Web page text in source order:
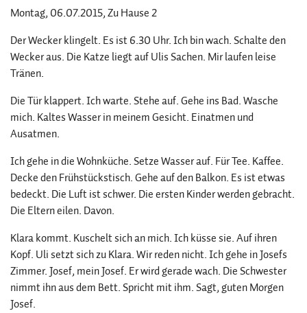
Montag, 06.07.2015, Zu Hause 2
Der Wecker klingelt. Es ist 6.30 Uhr. Ich bin wach. Schalte den
Wecker aus. Die Katze liegt auf Ulis Sachen. Mir laufen leise
Tränen.
Die Tür klappert. Ich warte. Stehe auf. Gehe ins Bad. Wasche
mich. Kaltes Wasser in meinem Gesicht. Einatmen und
Ausatmen.
Ich gehe in die Wohnküche. Setze Wasser auf. Für Tee. Kaffee.
Decke den Frühstückstisch. Gehe auf den Balkon. Es ist etwas
bedeckt. Die Luft ist schwer. Die ersten Kinder werden gebracht.
Die Eltern eilen. Davon.
Klara kommt. Kuschelt sich an mich. Ich küsse sie. Auf ihren
Kopf. Uli setzt sich zu Klara. Wir reden nicht. Ich gehe in Josefs
Zimmer. Josef, mein Josef. Er wird gerade wach. Die Schwester
nimmt ihn aus dem Bett. Spricht mit ihm. Sagt, guten Morgen
Josef.